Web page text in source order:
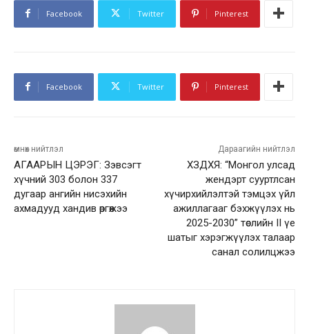
Facebook Twitter Pinterest
Facebook Twitter Pinterest
өмнөх нийтлэл
АГААРЫН ЦЭРЭГ: Зэвсэгт
хүчний 303 болон 337
дугаар ангийн нисэхийн
ахмадууд хандив өргөжээ
Дараагийн нийтлэл
ХЗДХЯ: “Монгол улсад
жендэрт сууртлсан
хүчирхийлэлтэй тэмцэх үйл
ажиллагааг бэхжүүлэх нь
2025-2030” төслийн II үе
шатыг хэрэгжүүлэх талаар
санал солилцжээ